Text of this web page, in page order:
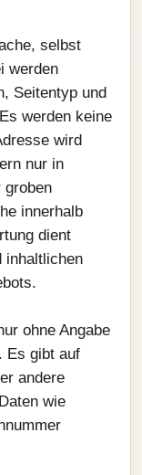
selbst
werden
Seitentyp und
werden keine
wird
nur in
groben
innerhalb
dient
inhaltlichen
ohne Angabe
Es gibt auf
andere
wie